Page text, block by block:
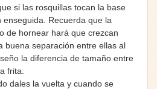
si las rosquillas tocan la base
Recuerda que la
de hornear hará que crezcan
buena separación entre ellas al
la diferencia de tamaño entre
frita.
dales la vuelta y cuando se